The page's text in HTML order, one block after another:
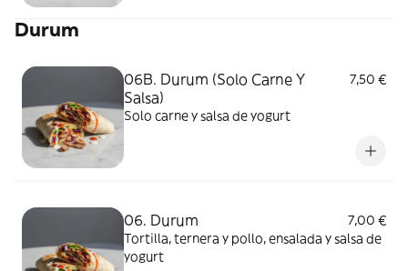
Durum
06B. Durum (Solo Carne Y
Salsa)
7,50 €
Solo carne y salsa de yogurt
06. Durum
7,00 €
Tortilla, ternera y pollo, ensalada y salsa de
yogurt